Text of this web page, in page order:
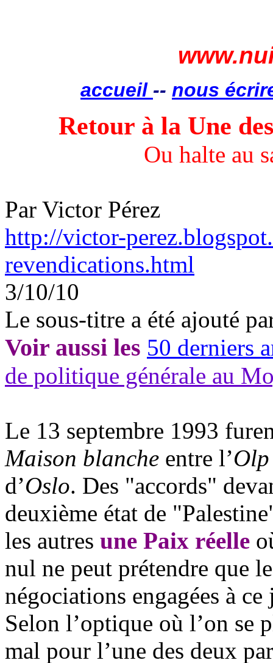
accueil -- nous
Retour à la Une
Ou halte au
Par Victor Pérez
http://victor-
revendications.html
3/10/10
Le sous-titre a été ajouté
Voir aussi les 50 derniers
de politique générale au
Le 13 septembre 1993
Maison blanche entre l’Olp
d’Oslo. Des "accords"
deuxième état de
les autres une Paix réelle
nul ne peut prétendre que
négociations engagées à
Selon l’optique où l’on se
mal pour l’une des deux